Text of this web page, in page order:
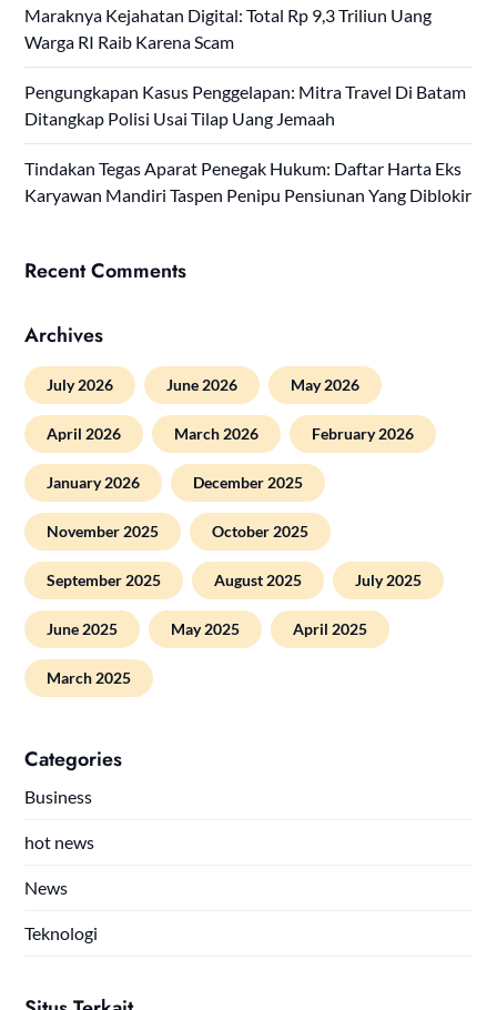
Maraknya Kejahatan Digital: Total Rp 9,3 Triliun Uang
Warga RI Raib Karena Scam
Pengungkapan Kasus Penggelapan: Mitra Travel Di Batam
Ditangkap Polisi Usai Tilap Uang Jemaah
Tindakan Tegas Aparat Penegak Hukum: Daftar Harta Eks
Karyawan Mandiri Taspen Penipu Pensiunan Yang Diblokir
Recent Comments
Archives
July 2026 June 2026 May 2026
April 2026 March 2026 February 2026
January 2026 December 2025
November 2025 October 2025
September 2025 August 2025 July 2025
June 2025 May 2025 April 2025
March 2025
Categories
Business
hot news
News
Teknologi